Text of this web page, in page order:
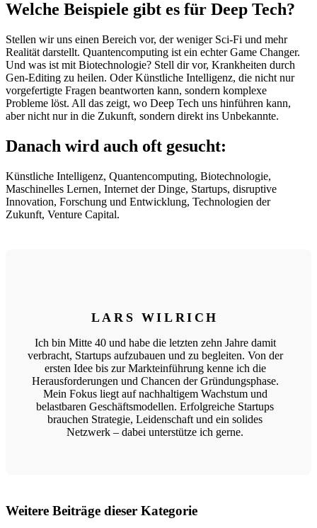
Welche Beispiele gibt es für Deep Tech?
Stellen wir uns einen Bereich vor, der weniger Sci-Fi und mehr
Realität darstellt. Quantencomputing ist ein echter Game Changer.
Und was ist mit Biotechnologie? Stell dir vor, Krankheiten durch
Gen-Editing zu heilen. Oder Künstliche Intelligenz, die nicht nur
vorgefertigte Fragen beantworten kann, sondern komplexe
Probleme löst. All das zeigt, wo Deep Tech uns hinführen kann,
aber nicht nur in die Zukunft, sondern direkt ins Unbekannte.
Danach wird auch oft gesucht:
Künstliche Intelligenz, Quantencomputing, Biotechnologie,
Maschinelles Lernen, Internet der Dinge, Startups, disruptive
Innovation, Forschung und Entwicklung, Technologien der
Zukunft, Venture Capital.
LARS WILRICH
Ich bin Mitte 40 und habe die letzten zehn Jahre damit
verbracht, Startups aufzubauen und zu begleiten. Von der
ersten Idee bis zur Markteinführung kenne ich die
Herausforderungen und Chancen der Gründungsphase.
Mein Fokus liegt auf nachhaltigem Wachstum und
belastbaren Geschäftsmodellen. Erfolgreiche Startups
brauchen Strategie, Leidenschaft und ein solides
Netzwerk – dabei unterstütze ich gerne.
Weitere Beiträge dieser Kategorie